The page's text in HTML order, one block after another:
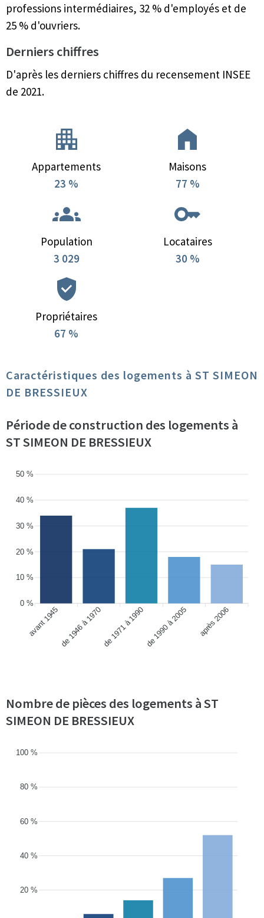
professions intermédiaires, 32 % d'employés et de
25 % d'ouvriers.
Derniers chiffres
D'après les derniers chiffres du recensement INSEE
de 2021.
Appartements
23 %
Maisons
77 %
Population
3 029
Locataires
30 %
Propriétaires
67 %
Caractéristiques des logements à ST SIMEON
DE BRESSIEUX
Période de construction des logements à
ST SIMEON DE BRESSIEUX
50 %
40 %
30 %
20 %
10 %
0 %
avant 1945 de 1946 à 1970 de 1971 à 1990 de 1990 à 2005 après 2006
Nombre de pièces des logements à ST
SIMEON DE BRESSIEUX
100 %
80 %
60 %
40 %
20 %